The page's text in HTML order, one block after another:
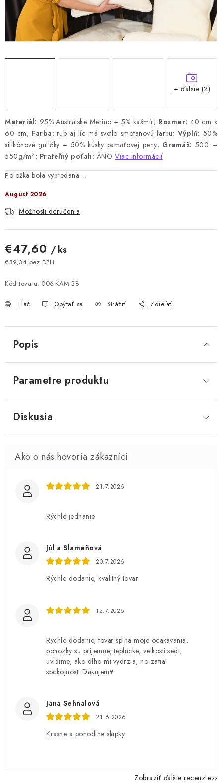
Materiál: 95% Austrálske Merino + 5% kašmír; Rozmer: 40 cm x
60 cm; Farba: rub aj líc má svetlo smotanovú farbu; Výplň: 50%
silikónové guličky + 50% kúsky pamäťovej peny; Gramáž: 500 –
550g/m2 ; Prateľný poťah: ÁNO Viac informácií
Položka bola vypredaná…
August 2026
Možnosti doručenia
€47,60 / ks
€39,34 bez DPH
Kód tovaru: 006-KAM-38
Tlač Opýtať sa Strážiť Zdieľať
+ ďalšie (2)
Popis
Parametre produktu
Diskusia
21.7.2026
Rýchle jednanie
Júlia Slameňová
20.7.2026
Rýchle dodanie, kvalitný tovar
12.7.2026
Rychle dodanie, tovar splna moje ocakavania,
ponozky su prijemne, teplucke, velkosti sedi,
uvidime, ako dlho mi vydrzia, no zatial
spokojnost. Dakujem♥️
Jana Sehnalová
21.6.2026
Krasne a pohodlne slapky.
Zobraziť ďalšie recenzie